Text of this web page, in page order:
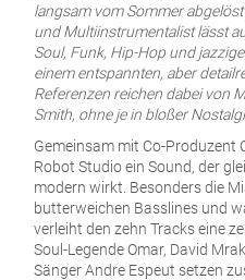
langsam vom Sommer
und Multiinstrumentalist lässt
Soul, Funk, Hip-Hop und
einem entspannten, aber
Referenzen reichen dabei von
Smith, ohne je in bloßer
Gemeinsam mit Co-Produzent
Robot Studio ein Sound, der
modern wirkt. Besonders die
butterweichen Basslines und
verleiht den zehn Tracks eine
Soul-Legende Omar, David
Sänger Andre Espeut setzen